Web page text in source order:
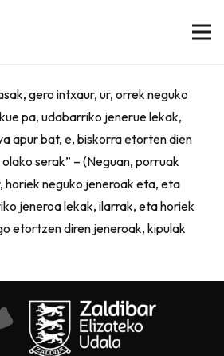
gero intxaur, ur, orrek neguko
pa, udabarriko jenerue lekak,
apur bat, e, biskorra etorten dien
serak” – (Neguan, porruak
horiek neguko jeneroak eta, eta
jeneroa lekak, ilarrak, eta horiek
etortzen diren jeneroak, kipulak